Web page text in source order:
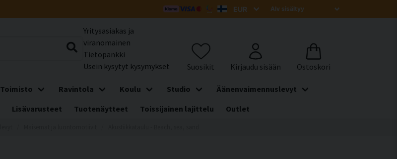
Yritysasiakas ja
viranomainen
Tietopankki
Usein kysytyt kysymykset
Toimisto Ravintola Koulu Studio
Äänenvaimennuslevyt
Lisävarusteet Tuotenäytteet Toissijainen lajittelu Outlet